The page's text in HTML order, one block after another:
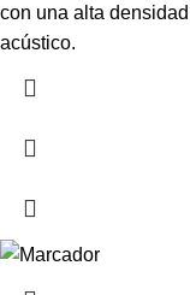
con una alta
acústico.